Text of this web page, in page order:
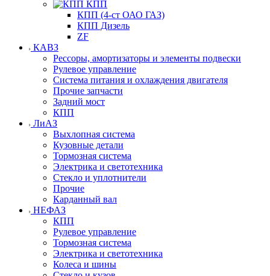
КПП
КПП (4-ст ОАО ГАЗ)
КПП Дизель
ZF
КАВЗ
Рессоры, амортизаторы и элементы подвески
Рулевое управление
Система питания и охлаждения двигателя
Прочие запчасти
Задний мост
КПП
ЛиАЗ
Выхлопная система
Кузовные детали
Тормозная система
Электрика и светотехника
Стекло и уплотнители
Прочие
Карданный вал
НЕФАЗ
КПП
Рулевое управление
Тормозная система
Электрика и светотехника
Колеса и шины